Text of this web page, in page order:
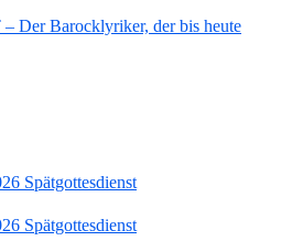
Der Barocklyriker, der bis heute
Spätgottesdienst
Spätgottesdienst